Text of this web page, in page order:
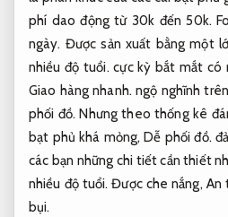
phí dao động từ 30k đến 50k.
ngày. Được sản xuất bằng một
nhiều độ tuổi. cực kỳ bắt mắt có
Giao hàng nhanh. ngộ nghĩnh
phối đồ. Nhưng theo thống kê
bạt phủ khá mỏng,Dễ phối đồ.
các bạn những chi tiết cần thiết
nhiều độ tuổi. Được che nắng, An
bụi.